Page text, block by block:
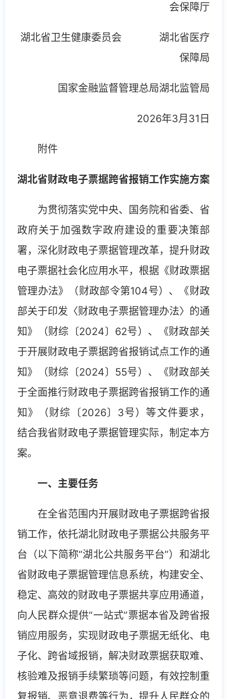
会保障厅
湖北省卫生健康委员会 湖北省医疗
保障局
国家金融监督管理总局湖北监管局
2026年3月31日
附件
湖北省财政电子票据跨省报销工作实施方案
为贯彻落实党中央、国务院和省委、省
政府关于加强数字政府建设的重要决策部
署，深化财政电子票据管理改革，提升财政
电子票据社会化应用水平，根据《财政票据
管理办法》（财政部令第104号）、《财政
部关于印发〈财政电子票据管理办法〉的通
知》（财综〔2024〕62号）、《财政部关
于开展财政电子票据跨省报销试点工作的通
知》（财综〔2024〕55号）、《财政部关
于全面推行财政电子票据跨省报销工作的通
知》（财综〔2026〕3号）等文件要求，
结合我省财政电子票据管理实际，制定本方
案。
一、主要任务
在全省范围内开展财政电子票据跨省报
销工作，依托湖北财政电子票据公共服务平
台（以下简称“湖北公共服务平台”）和湖北
省财政电子票据管理信息系统，构建安全、
稳定、高效的财政电子票据共享应用通道，
向人民群众提供“一站式”票据本省及跨省报
销应用服务，实现财政电子票据无纸化、电
子化、跨省域报销，解决财政票据获取难、
核验难及报销手续繁琐等问题，有效控制重
复报销、恶意退费等行为，提升人民群众的